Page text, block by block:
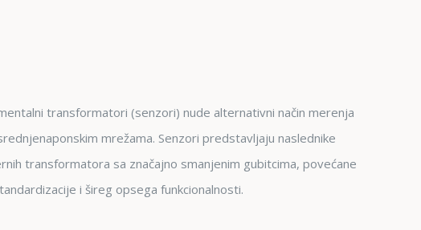
transformatori (senzori) nude alternativni način merenja
mrežama. Senzori predstavljaju naslednike
transformatora sa značajno smanjenim gubitcima, povećane
i šireg opsega funkcionalnosti.